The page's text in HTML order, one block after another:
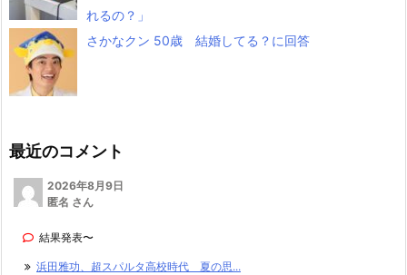
れるの？」
さかなクン 50歳 結婚してる？に回答
最近のコメント
2026年8月9日
匿名 さん
結果発表〜
浜田雅功、超スパルタ高校時代 夏の思...